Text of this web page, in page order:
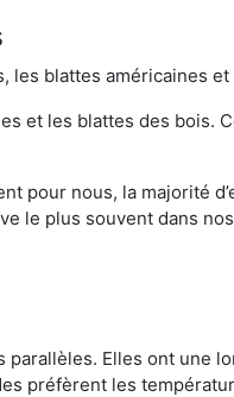
les blattes américaines
et les blattes des bois.
pour nous, la majorité
le plus souvent dans
Elles ont une
préfèrent les